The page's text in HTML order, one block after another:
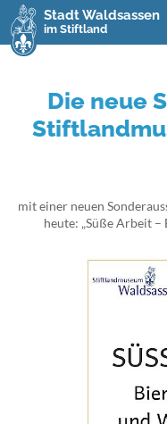
Stadt Waldsassen
im Stiftland
Die neue
mit einer neuen
heute: „Süße Arbeit –